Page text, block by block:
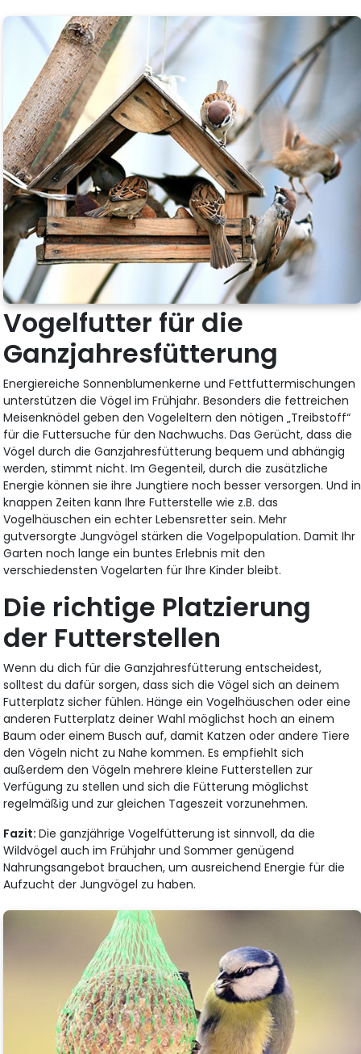
Vogelfutter für die
Ganzjahresfütterung
Energiereiche Sonnenblumenkerne und Fettfuttermischungen
unterstützen die Vögel im Frühjahr. Besonders die fettreichen
Meisenknödel geben den Vogeleltern den nötigen „Treibstoff“
für die Futtersuche für den Nachwuchs. Das Gerücht, dass die
Vögel durch die Ganzjahresfütterung bequem und abhängig
werden, stimmt nicht. Im Gegenteil, durch die zusätzliche
Energie können sie ihre Jungtiere noch besser versorgen. Und in
knappen Zeiten kann Ihre Futterstelle wie z.B. das
Vogelhäuschen ein echter Lebensretter sein. Mehr
gutversorgte Jungvögel stärken die Vogelpopulation. Damit Ihr
Garten noch lange ein buntes Erlebnis mit den
verschiedensten Vogelarten für Ihre Kinder bleibt.
Die richtige Platzierung
der Futterstellen
Wenn du dich für die Ganzjahresfütterung entscheidest,
solltest du dafür sorgen, dass sich die Vögel sich an deinem
Futterplatz sicher fühlen. Hänge ein Vogelhäuschen oder eine
anderen Futterplatz deiner Wahl möglichst hoch an einem
Baum oder einem Busch auf, damit Katzen oder andere Tiere
den Vögeln nicht zu Nahe kommen. Es empfiehlt sich
außerdem den Vögeln mehrere kleine Futterstellen zur
Verfügung zu stellen und sich die Fütterung möglichst
regelmäßig und zur gleichen Tageszeit vorzunehmen.
Fazit:Die ganzjährige Vogelfütterung ist sinnvoll, da die
Wildvögel auch im Frühjahr und Sommer genügend
Nahrungsangebot brauchen, um ausreichend Energie für die
Aufzucht der Jungvögel zu haben.